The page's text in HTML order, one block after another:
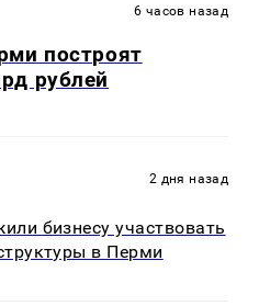
6 часов назад
построят
рублей
2 дня назад
бизнесу участвовать
в Перми